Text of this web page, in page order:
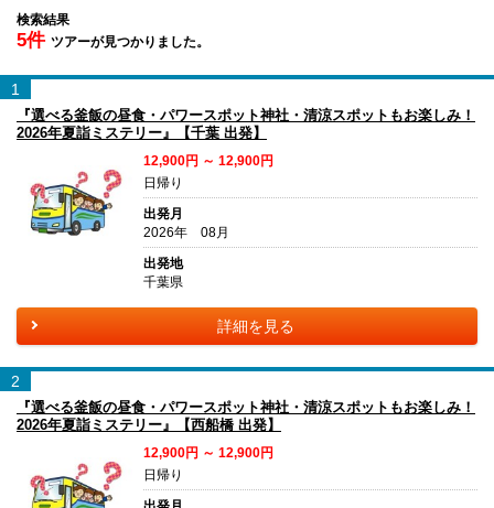
検索結果
5件 ツアーが見つかりました。
1
『選べる釜飯の昼食・パワースポット神社・清涼スポットもお楽しみ！
2026年夏詣ミステリー』【千葉 出発】
12,900円 ～ 12,900円
日帰り
出発月
2026年 08月
出発地
千葉県
詳細を見る
2
『選べる釜飯の昼食・パワースポット神社・清涼スポットもお楽しみ！
2026年夏詣ミステリー』【西船橋 出発】
12,900円 ～ 12,900円
日帰り